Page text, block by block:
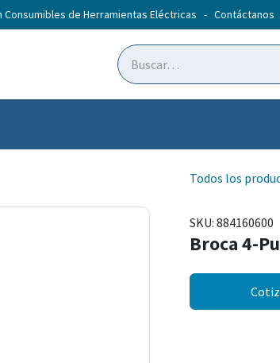
Consumibles de Herramientas Eléctricas - Contáctanos
Todos los
SKU: 884160600
Broca 4-